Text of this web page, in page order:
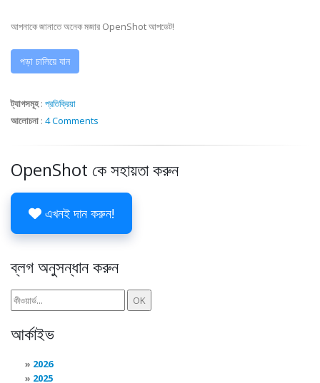
আপনাকে জানাতে অনেক মজার OpenShot আপডেট!
পড়া চালিয়ে যান
ট্যাগসমূহ: প্রতিক্রিয়া
আলোচনা : 4 Comments
OpenShot কে সহায়তা করুন
এখনই দান করুন!
ব্লগ অনুসন্ধান করুন
আর্কাইভ
2026
2025